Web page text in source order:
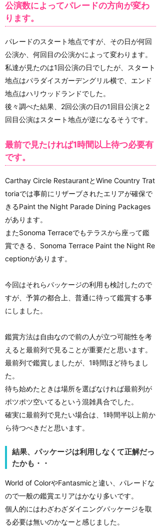
公演数によってパレードの方向が変わ
ります。
パレードのスタート地点ですが、その日が何回
公演か、何回目の公演かによって変わります。
私達が見たのは1回公演の日でしたが、スタート
地点はパラダイスガーデングリル横で、エンド
地点はハリウッドランドでした。
後々調べた結果、2回公演の日の1回目公演と2
回目公演はスタート地点が逆になるそうです。
最前で見たければ1時間以上待つ必要有
です。
Carthay Circle RestaurantとWine Country Trat
toriaでは事前にリザーブされたエリアが確保で
きるPaint the Night Parade Dining Packages
があります。
またSonoma Terraceでもテラスから座って鑑
賞できる、Sonoma Terrace Paint the Night Re
ceptionがあります。
今回はそれらパッケージの利用も検討したので
すが、予算の都合上、普通に待って鑑賞する事
にしました。
鑑賞方法は自由なので前の人が立つ可能性を考
えると最前列で見ることが重要だと思います。
最前列で鑑賞しましたが、1時間ほど待ちまし
た。
待ち始めたときは場所を選ばなければ最前列が
ポツポツ空いてるという混雑具合でした。
確実に最前列で見たい場合は、1時間半以上前か
ら待つべきだと思います。
結果、パッケージは利用しなくて正解だっ
たかも・・
World of ColorやFantasmicと違い、パレードな
ので一般の鑑賞エリアはかなり多いです。
個人的にはわざわざダイニングパッケージを取
る必要は無いのかなーと感じました。